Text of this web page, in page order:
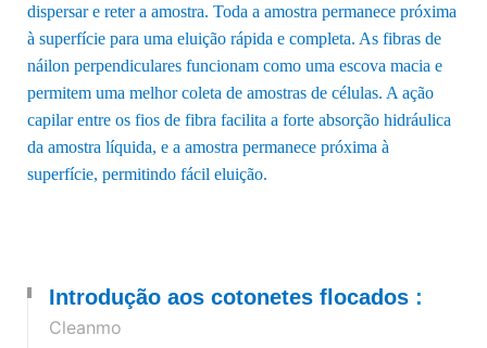
dispersar e reter a amostra. Toda a amostra permanece próxima
à superfície para uma eluição rápida e completa. As fibras de
náilon perpendiculares funcionam como uma escova macia e
permitem uma melhor coleta de amostras de células. A ação
capilar entre os fios de fibra facilita a forte absorção hidráulica
da amostra líquida, e a amostra permanece próxima à
superfície, permitindo fácil eluição.
Introdução aos cotonetes flocados :
Cleanmo
são compostos por um aplicador de
plástico moldado sólido com uma